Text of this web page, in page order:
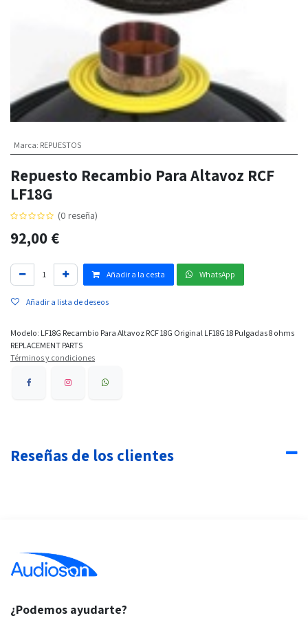
Repuesto Recambio Para Altavoz RCF
LF18G
(0 reseña)
Modelo: LF18G Recambio Para Altavoz RCF 18G Original LF18G 18 Pulgadas 8 ohms
REPLACEMENT PARTS
92,00€
Añadir a la cesta WhatsApp
Añadir a lista de deseos
Marca: REPUESTOS
Términos y condiciones
Reseñas de los clientes
¿Podemos ayudarte?